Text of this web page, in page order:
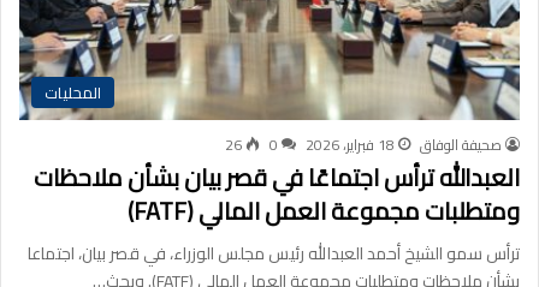
المحليات
صحيفة الوفاق 18 فبراير، 2026 0
26
العبدالله ترأس اجتماعًا في قصر بيان بشأن ملاحظات
ومتطلبات مجموعة العمل المالي (FATF)
ترأس سمو الشيخ أحمد العبدالله رئيس مجلس الوزراء، في قصر بيان، اجتماعا